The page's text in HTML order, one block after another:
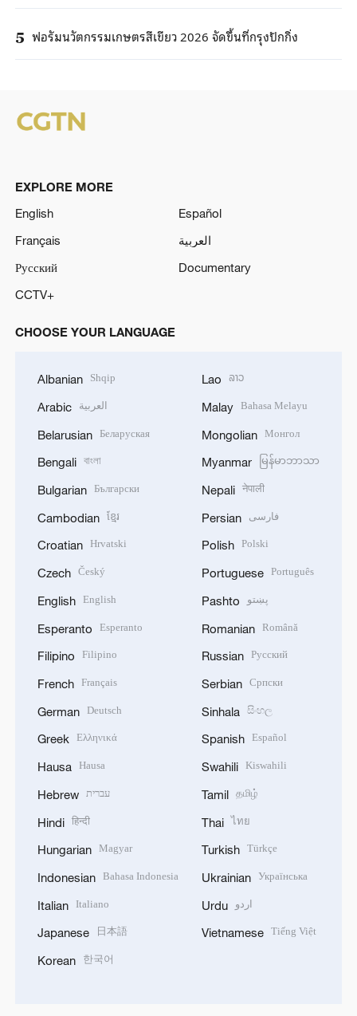
5 ฟอรัมนวัตกรรมเกษตรสีเขียว 2026 จัดขึ้นที่กรุงปักกิ่ง
EXPLORE MORE
English
Español
Français
العربية
Русский
Documentary
CCTV+
CHOOSE YOUR LANGUAGE
Albanian Shqip
Arabic العربية
Belarusian Беларуская
Bengali বাংলা
Bulgarian Български
Cambodian ខ្មែរ
Croatian Hrvatski
Czech Český
English English
Esperanto Esperanto
Filipino Filipino
French Français
German Deutsch
Greek Ελληνικά
Hausa Hausa
Hebrew עברית
Hindi हिन्दी
Hungarian Magyar
Indonesian Bahasa Indonesia
Italian Italiano
Japanese 日本語
Korean 한국어
Lao ລາວ
Malay Bahasa Melayu
Mongolian Монгол
Myanmar မြန်မာဘာသာ
Nepali नेपाली
Persian فارسی
Polish Polski
Portuguese Português
Pashto پښتو
Romanian Română
Russian Русский
Serbian Српски
Sinhala සිංහල
Spanish Español
Swahili Kiswahili
Tamil தமிழ்
Thai ไทย
Turkish Türkçe
Ukrainian Українська
Urdu اردو
Vietnamese Tiếng Việt